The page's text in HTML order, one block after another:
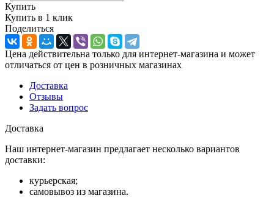
Купить
Купить в 1 клик
Поделиться
Цена действительна только для интернет-магазина и может
отличаться от цен в розничных магазинах
Доставка
Отзывы
Задать вопрос
Доставка
Наш интернет-магазин предлагает несколько вариантов
доставки:
курьерская;
самовывоз из магазина.